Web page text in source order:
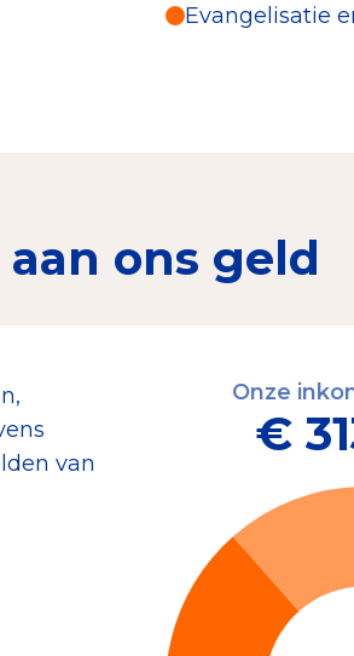
Evangelisatie
ons geld
Onze
€
van